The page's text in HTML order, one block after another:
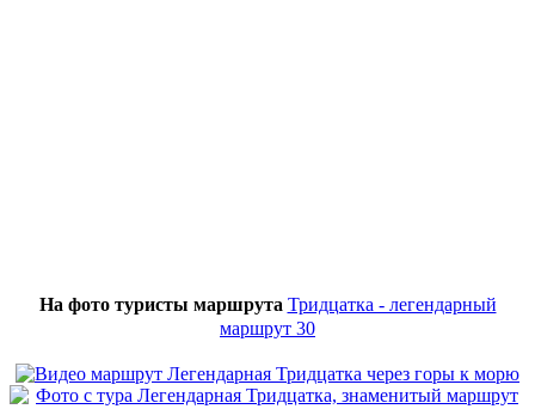
На фото туристы маршрута Тридцатка - легендарный
маршрут 30